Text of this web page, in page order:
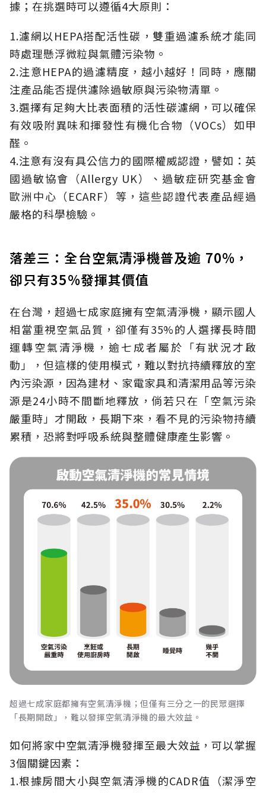
據；在挑選時可以遵循4大原則：
1.濾網以HEPA搭配活性碳，雙重過濾系統才能同
時處理懸浮微粒與氣體污染物。
2.注意HEPA的過濾精度，越小越好！同時，應關
注產品能否提供濾除過敏原與污染物清單。
3.選擇有足夠大比表面積的活性碳濾網，可以確保
有效吸附異味和揮發性有機化合物（VOCs）如甲
醛。
4.注意有沒有具公信力的國際權威認證，譬如：英
國過敏協會（Allergy UK）、過敏症研究基金會
歐洲中心（ECARF）等，這些認證代表產品經過
嚴格的科學檢驗。
落差三：全台空氣清淨機普及逾 70%，
卻只有35%發揮其價值
在台灣，超過七成家庭擁有空氣清淨機，顯示國人
相當重視空氣品質，卻僅有35%的人選擇長時間
運轉空氣清淨機，逾七成者屬於「有狀況才啟
動」，但這樣的使用模式，難以對抗持續釋放的室
內污染源，因為建材、家電家具和清潔用品等污染
源是24小時不間斷地釋放，倘若只在「空氣污染
嚴重時」才開啟，長期下來，看不見的污染物持續
累積，恐將對呼吸系統與整體健康產生影響。
超過七成家庭都擁有空氣清淨機；但僅有三分之一的民眾選擇
「長期開啟」，難以發揮空氣清淨機的最大效益。
如何將家中空氣清淨機發揮至最大效益，可以掌握
3個關鍵因素：
1.根據房間大小與空氣清淨機的CADR值（潔淨空